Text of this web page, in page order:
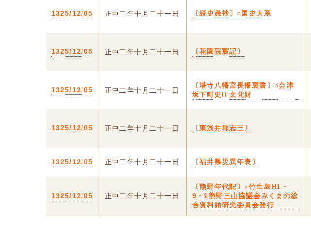
1325/12/05 正中二年十月二十一日 〔続史愚抄〕○国史大系
1325/12/05 正中二年十月二十一日 〔花園院宸記〕
1325/12/05 正中二年十月二十一日
〔塔寺八幡宮長帳裏書〕○会津
坂下町史II 文化財
1325/12/05 正中二年十月二十一日 〔東浅井郡志三〕
1325/12/05 正中二年十月二十一日 〔福井県災異年表〕
1325/12/05 正中二年十月二十一日
〔熊野年代記〕○竹生島H1・
9・1熊野三山協議会みくまの総
合資料館研究委員会発行